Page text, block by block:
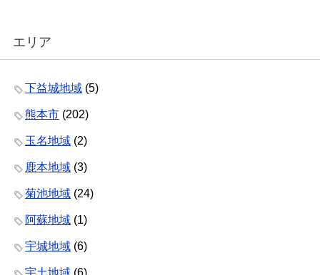
エリア
下益城地域 (5)
熊本市 (202)
玉名地域 (2)
鹿本地域 (3)
菊池地域 (24)
阿蘇地域 (1)
宇城地域 (6)